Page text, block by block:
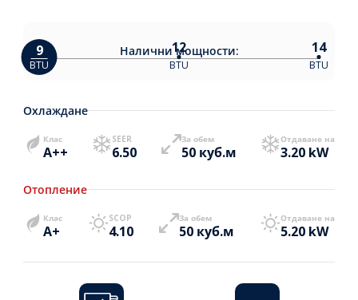
Наличнимощности:
9
BTU
12
BTU
14
BTU
Охлаждане
Клас
A++
SEER
6.50
За обем
50 куб.м
Отдаване на
3.20 kW
Отопление
Клас
A+
SCOP
4.10
За обем
50 куб.м
Отдаване на
5.20 kW